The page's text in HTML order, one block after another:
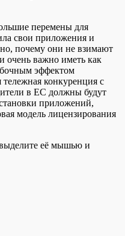
перемены для
свои приложения и
почему они не взимают
очень важно иметь как
эффектом
конкуренция с
в ЕС должны будут
приложений,
модель лицензирования
её мышью и